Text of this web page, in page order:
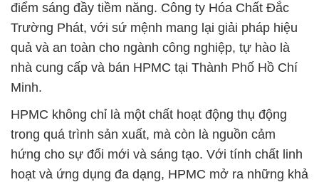
điểm sáng đầy tiềm năng. Công ty Hóa Chất Đắc
Trường Phát, với sứ mệnh mang lại giải pháp hiệu
quả và an toàn cho ngành công nghiệp, tự hào là
nhà cung cấp và bán HPMC tại Thành Phố Hồ Chí
Minh.
HPMC không chỉ là một chất hoạt động thụ động
trong quá trình sản xuất, mà còn là nguồn cảm
hứng cho sự đổi mới và sáng tạo. Với tính chất linh
hoạt và ứng dụng đa dạng, HPMC mở ra những khả